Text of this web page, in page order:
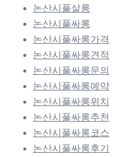
논산시풀살롱
논산시풀싸롱
논산시풀싸롱가격
논산시풀싸롱견적
논산시풀싸롱문의
논산시풀싸롱예약
논산시풀싸롱위치
논산시풀싸롱추천
논산시풀싸롱코스
논산시풀싸롱후기